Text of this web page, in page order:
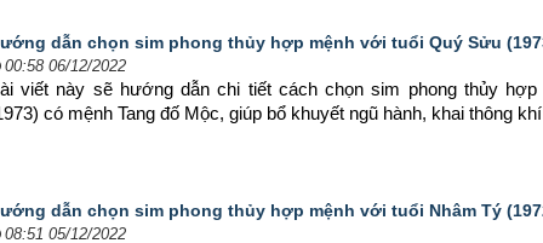
dẫn chọn sim phong thủy hợp mệnh với tuổi Quý Sửu
00:58 06/12/2022
viết này sẽ hướng dẫn chi tiết cách chọn sim phong thủy
có mệnh Tang đố Mộc, giúp bổ khuyết ngũ hành, khai thông
dẫn chọn sim phong thủy hợp mệnh với tuổi Nhâm Tý
08:51 05/12/2022